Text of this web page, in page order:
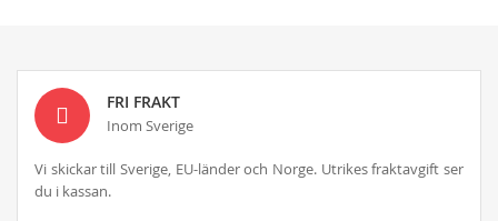
FRI FRAKT
Inom Sverige
Vi skickar till Sverige, EU-länder och Norge. Utrikes fraktavgift ser
du i kassan.